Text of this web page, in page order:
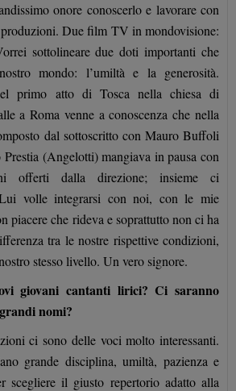
onore conoscerlo e lavorare con
Due film TV in mondovisione:
sottolineare due doti importanti che
mondo: l’umiltà e la generosità.
primo atto di Tosca nella chiesa di
a Roma venne a conoscenza che nella
dal sottoscritto con Mauro Buffoli
(Angelotti) mangiava in pausa con
offerti dalla direzione; insieme ci
volle integrarsi con noi, con le mie
piacere che rideva e soprattutto non ci ha
tra le nostre rispettive condizioni,
stesso livello. Un vero signore.
giovani cantanti lirici? Ci saranno
nomi?
ci sono delle voci molto interessanti.
grande disciplina, umiltà, pazienza e
scegliere il giusto repertorio adatto alla